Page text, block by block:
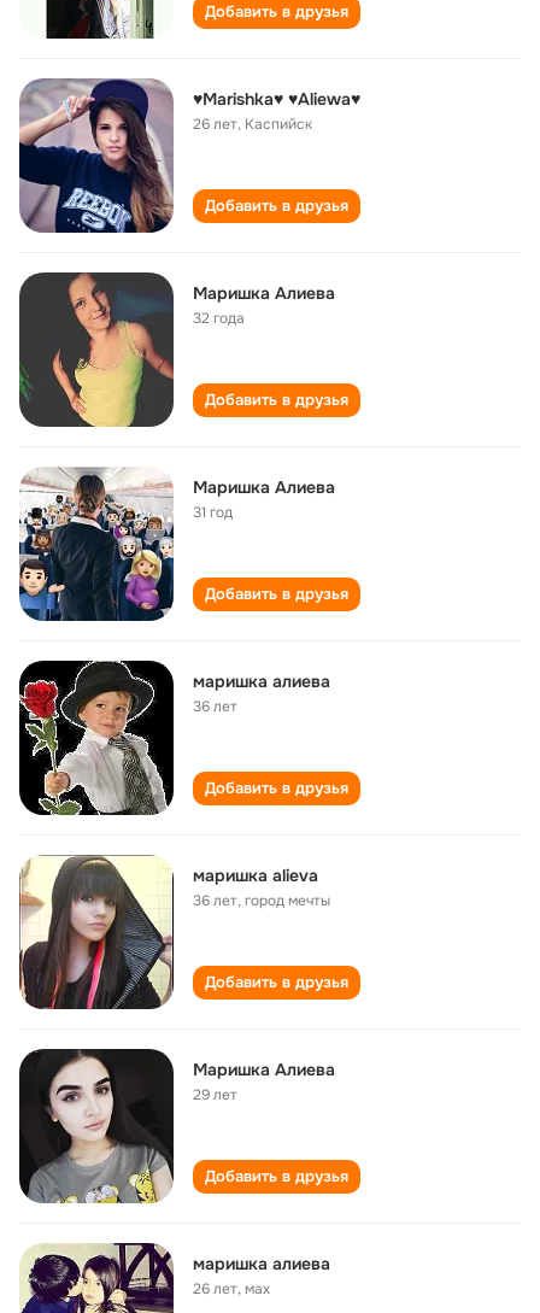
Добавить в друзья
♥Marishka♥ ♥Aliewa♥
26 лет, Каспийск
Добавить в друзья
Маришка Алиева
32 года
Добавить в друзья
Маришка Алиева
31 год
Добавить в друзья
маришка алиева
36 лет
Добавить в друзья
маришка alieva
36 лет,город мечты
Добавить в друзья
Маришка Алиева
29 лет
Добавить в друзья
маришка алиева
26 лет,мах